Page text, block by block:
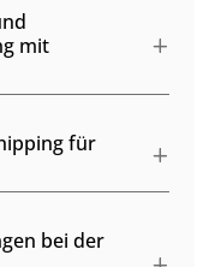
mit
für
bei der